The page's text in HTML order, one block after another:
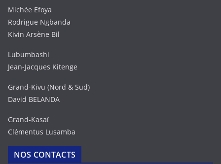
Michée Efoya
Rodrigue Ngbanda
Kivin Arsène Bil
Lubumbashi
Jean-Jacques Kitenge
Grand-Kivu (Nord & Sud)
David BELANDA
Grand-Kasaï
Clémentus Lusamba
NOS CONTACTS